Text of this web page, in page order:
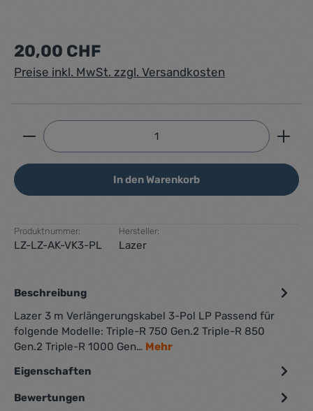
Regulärer Preis:
20,00 CHF
Preise inkl. MwSt. zzgl. Versandkosten
Produkt Anzahl: Gib den gewünschten Wert ein
In den Warenkorb
Produktnummer:
LZ-LZ-AK-VK3-PL
Hersteller:
Lazer
Beschreibung
Lazer 3 m Verlängerungskabel 3-Pol LP Passend für
folgende Modelle: Triple-R 750 Gen.2 Triple-R 850
Gen.2 Triple-R 1000 Gen… Mehr
Eigenschaften
Bewertungen